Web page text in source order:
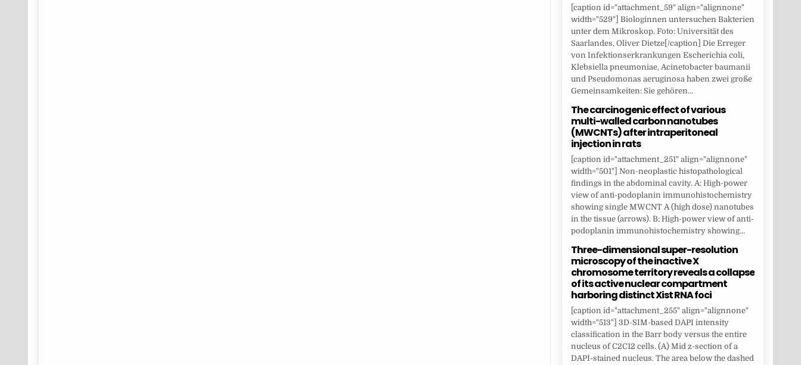
[caption id="attachment_59" align="alignnone"
width="529"] Biologinnen untersuchen Bakterien
unter dem Mikroskop. Foto: Universität des
Saarlandes, Oliver Dietze[/caption] Die Erreger
von Infektionserkrankungen Escherichia coli,
Klebsiella pneumoniae, Acinetobacter baumanii
und Pseudomonas aeruginosa haben zwei große
Gemeinsamkeiten: Sie gehören...
The carcinogenic effect of various
multi-walled carbon nanotubes
(MWCNTs) after intraperitoneal
injection in rats
[caption id="attachment_251" align="alignnone"
width="501"] Non-neoplastic histopathological
findings in the abdominal cavity. A: High-power
view of anti-podoplanin immunohistochemistry
showing single MWCNT A (high dose) nanotubes
in the tissue (arrows). B: High-power view of anti-
podoplanin immunohistochemistry showing...
Three-dimensional super-resolution
microscopy of the inactive X
chromosome territory reveals a collapse
of its active nuclear compartment
harboring distinct Xist RNA foci
[caption id="attachment_255" align="alignnone"
width="513"] 3D-SIM-based DAPI intensity
classification in the Barr body versus the entire
nucleus of C2C12 cells. (A) Mid z-section of a
DAPI-stained nucleus. The area below the dashed